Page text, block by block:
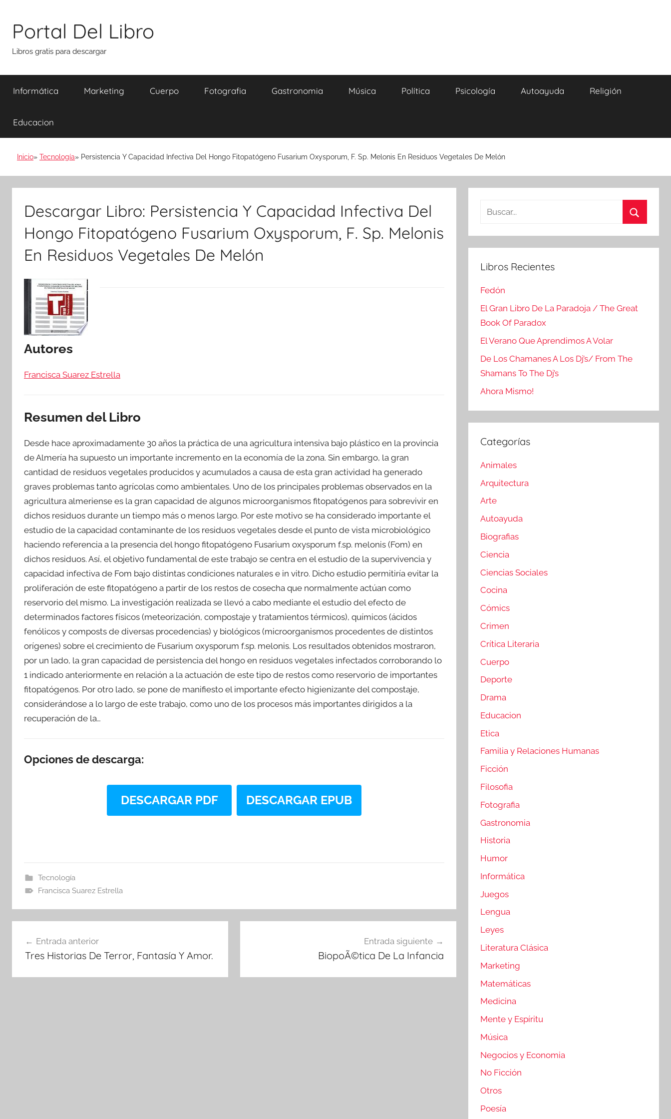
contenido
Portal Del Libro
Libros gratis para descargar
Informática Marketing Cuerpo Fotografia Gastronomia Música Política Psicología Autoayuda Religión
Educacion
Inicio Tecnología Persistencia Y Capacidad Infectiva Del Hongo Fitopatógeno Fusarium Oxysporum, F. Sp. Melonis En Residuos Vegetales De Melón
Descargar Libro: Persistencia Y Capacidad Infectiva Del
Hongo Fitopatógeno Fusarium Oxysporum, F. Sp. Melonis
En Residuos Vegetales De Melón
Autores
Francisca Suarez Estrella
Resumen del Libro
Desde hace aproximadamente 30 años la práctica de una agricultura intensiva bajo plástico en la provincia
de Almería ha supuesto un importante incremento en la economía de la zona. Sin embargo, la gran
cantidad de residuos vegetales producidos y acumulados a causa de esta gran actividad ha generado
graves problemas tanto agrícolas como ambientales. Uno de los principales problemas observados en la
agricultura almeriense es la gran capacidad de algunos microorganismos fitopatógenos para sobrevivir en
dichos residuos durante un tiempo más o menos largo. Por este motivo se ha considerado importante el
estudio de la capacidad contaminante de los residuos vegetales desde el punto de vista microbiológico
haciendo referencia a la presencia del hongo fitopatógeno Fusarium oxysporum f.sp. melonis (Fom) en
dichos residuos. Así, el objetivo fundamental de este trabajo se centra en el estudio de la supervivencia y
capacidad infectiva de Fom bajo distintas condiciones naturales e in vitro. Dicho estudio permitiría evitar la
proliferación de este fitopatógeno a partir de los restos de cosecha que normalmente actúan como
reservorio del mismo. La investigación realizada se llevó a cabo mediante el estudio del efecto de
determinados factores físicos (meteorización, compostaje y tratamientos térmicos), químicos (ácidos
fenólicos y composts de diversas procedencias) y biológicos (microorganismos procedentes de distintos
orígenes) sobre el crecimiento de Fusarium oxysporum f.sp. melonis. Los resultados obtenidos mostraron,
por un lado, la gran capacidad de persistencia del hongo en residuos vegetales infectados corroborando lo
1 indicado anteriormente en relación a la actuación de este tipo de restos como reservorio de importantes
fitopatógenos. Por otro lado, se pone de manifiesto el importante efecto higienizante del compostaje,
considerándose a lo largo de este trabajo, como uno de los procesos más importantes dirigidos a la
recuperación de la…
Opciones de descarga:
DESCARGAR PDF DESCARGAR EPUB
Tecnología
Francisca Suarez Estrella
de
Entrada anterior
Tres Historias De Terror, Fantasía Y Amor.
Entrada siguiente
BiopoÃ©tica De La Infancia
Buscar:
Libros Recientes
Fedón
El Gran Libro De La Paradoja / The Great
Book Of Paradox
El Verano Que Aprendimos A Volar
De Los Chamanes A Los Dj’s/ From The
Shamans To The Dj’s
Ahora Mismo!
Categorías
Animales
Arquitectura
Arte
Autoayuda
Biografias
Ciencia
Ciencias Sociales
Cocina
Cómics
Crimen
Crítica Literaria
Cuerpo
Deporte
Drama
Educacion
Etica
Familia y Relaciones Humanas
Ficción
Filosofia
Fotografia
Gastronomia
Historia
Humor
Informática
Juegos
Lengua
Leyes
Literatura Clásica
Marketing
Matemáticas
Medicina
Mente y Espíritu
Música
Negocios y Economia
No Ficción
Otros
Poesía